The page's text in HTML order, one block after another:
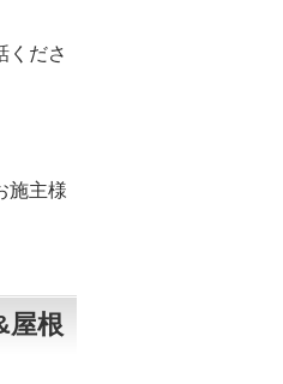
くださ
施主様
屋根